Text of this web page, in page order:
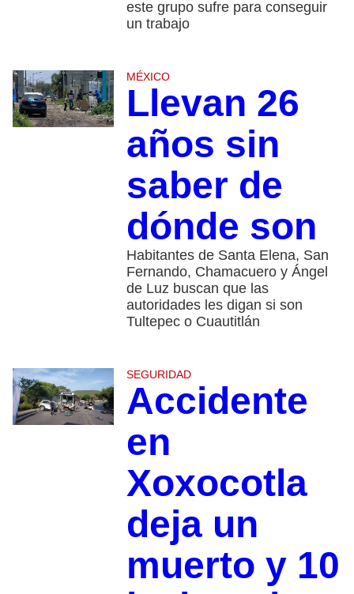
este grupo sufre para conseguir
un trabajo
MÉXICO
Llevan 26
años sin
saber de
dónde son
Habitantes de Santa Elena, San
Fernando, Chamacuero y Ángel
de Luz buscan que las
autoridades les digan si son
Tultepec o Cuautitlán
SEGURIDAD
Accidente
en
Xoxocotla
deja un
muerto y 10